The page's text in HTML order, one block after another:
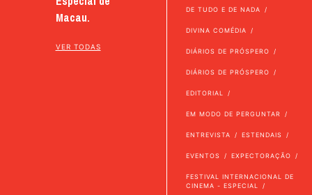
Macau.
VER TODAS
DE TUDO E DE NADA
DIVINA COMÉDIA
DIÁRIOS DE PRÓSPERO
DIÁRIOS DE PRÓSPERO
EDITORIAL
EM MODO DE PERGUNTAR
ENTREVISTA ESTENDAIS
EVENTOS EXPECTORAÇÃO
FESTIVAL INTERNACIONAL DE
CINEMA - ESPECIAL